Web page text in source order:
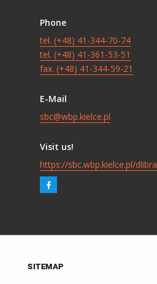
Phone
tel. (+48) 41-344-70-74
tel. (+48) 41-361-53-51
fax. (+48) 41-344-59-21
E-Mail
sbc@wbp.kielce.pl
Visit us!
https://sbc.wbp.kielce.pl/dlibra
SITEMAP